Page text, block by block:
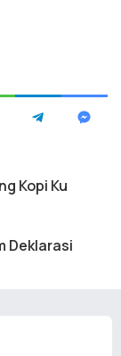
Kopi Ku
Deklarasi